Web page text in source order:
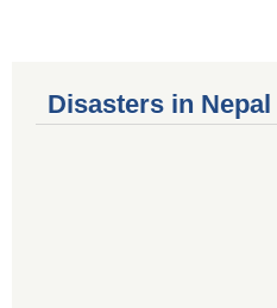
Disasters in Nepal